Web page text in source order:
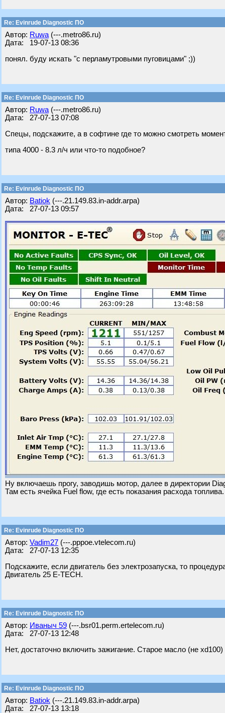
Re: Evinrude Diagnostic ПО
Автор: Ruwa (---.metro86.ru)
Дата: 19-07-13 08:36
понял. буду искать "с перламутровыми пуговицами" ;))
Re: Evinrude Diagnostic ПО
Автор: Ruwa (---.metro86.ru)
Дата: 27-07-13 07:08
Спецы, подскажите, а в софтине где то можно смотреть
типа 4000 - 8.3 л/ч или что-то подобное?
Re: Evinrude Diagnostic ПО
Автор: Batiok (---.21.149.83.in-addr.arpa)
Дата: 27-07-13 09:57
Ну включаешь прогу, заводишь мотор, далее в директории
Там есть ячейка Fuel flow, где есть показания расхода топлива.
Re: Evinrude Diagnostic ПО
Автор: Vadim27 (---.pppoe.vtelecom.ru)
Дата: 27-07-13 12:35
Подскажите, если двигатель без электрозапуска, то
Двигатель 25 E-TECH.
Re: Evinrude Diagnostic ПО
Автор: Ивaныч 59 (---.bsr01.perm.ertelecom.ru)
Дата: 27-07-13 12:48
Нет, достаточно включить зажигание. Старое масло (не
Re: Evinrude Diagnostic ПО
Автор: Batiok (---.21.149.83.in-addr.arpa)
Дата: 27-07-13 13:18